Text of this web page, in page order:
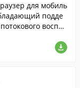
для мобиль
подде
воспро